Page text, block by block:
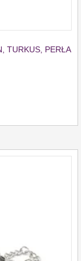
TURKUS, PERŁA